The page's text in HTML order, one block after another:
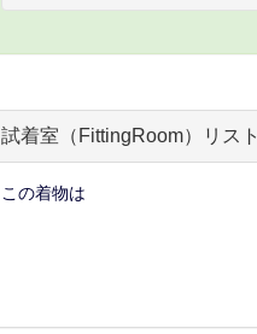
試着室（FittingRoom）リスト
この着物は